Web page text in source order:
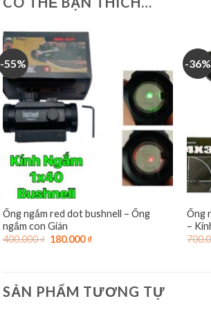
-55%
Ống ngắm red dot bushnell – Ống
ngắm con Gián
400.000₫ Giá
180.000₫Giá
-36%
Ống
–
SẢN PHẨM TƯƠNG TỰ